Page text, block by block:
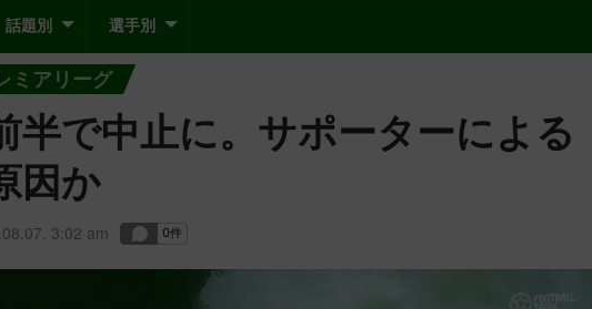
話題別 選手別
ミアリーグ
半で中止に。サポーターによる
因か
3:02 am